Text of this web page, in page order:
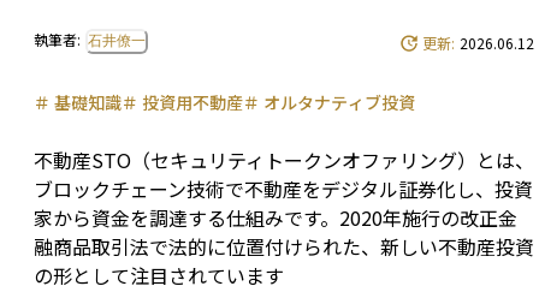
執筆者: 石井僚一 更新: 2026.06.12
＃ 基礎知識＃ 投資用不動産＃ オルタナティブ投資
不動産STO（セキュリティトークンオファリング）とは、
ブロックチェーン技術で不動産をデジタル証券化し、投資
家から資金を調達する仕組みです。2020年施行の改正金
融商品取引法で法的に位置付けられた、新しい不動産投資
の形として注目されています